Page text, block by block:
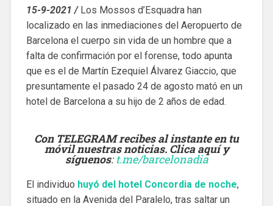
15-9-2021 /Los Mossos d’Esquadra han
localizado en las inmediaciones del Aeropuerto de
Barcelona el cuerpo sin vida de un hombre que a
falta de confirmación por el forense, todo apunta
que es el de Martín Ezequiel Álvarez Giaccio, que
presuntamente el pasado 24 de agosto mató en un
hotel de Barcelona a su hijo de 2 años de edad.
Con TELEGRAM recibes al instante en tu
móvil nuestras noticias. Clica aquí y
síguenos: t.me/barcelonadia
El individuo huyó del hotel Concordia de noche,
situado en la Avenida del Paralelo, tras saltar un